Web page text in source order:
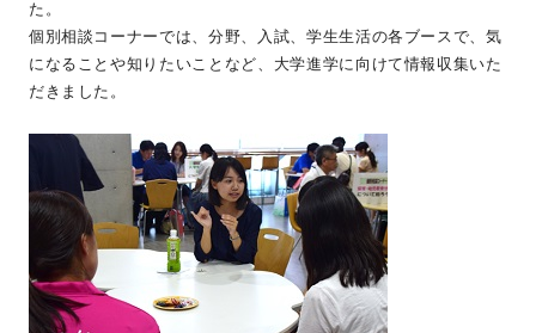
た。
個別相談コーナーでは、分野、入試、学生生活の各ブースで、気
になることや知りたいことなど、大学進学に向けて情報収集いた
だきました。